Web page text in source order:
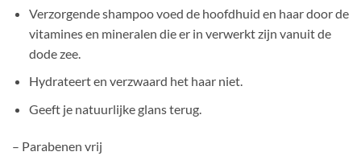
Verzorgende shampoo voed de hoofdhuid en haar door de
vitamines en mineralen die er in verwerkt zijn vanuit de
dode zee.
Hydrateert en verzwaard het haar niet.
Geeft je natuurlijke glans terug.
– Parabenen vrij